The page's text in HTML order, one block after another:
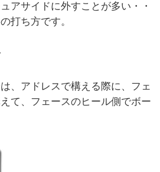
アサイドに外すことが多い・・
打ち方です。
、アドレスで構える際に、フェ
て、フェースのヒール側でボー